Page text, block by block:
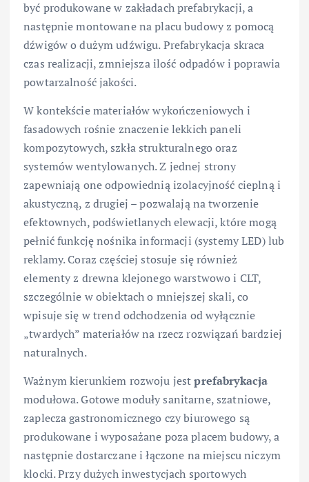
być produkowane w zakładach prefabrykacji, a
następnie montowane na placu budowy z pomocą
dźwigów o dużym udźwigu. Prefabrykacja skraca
czas realizacji, zmniejsza ilość odpadów i poprawia
powtarzalność jakości.
W kontekście materiałów wykończeniowych i
fasadowych rośnie znaczenie lekkich paneli
kompozytowych, szkła strukturalnego oraz
systemów wentylowanych. Z jednej strony
zapewniają one odpowiednią izolacyjność cieplną i
akustyczną, z drugiej – pozwalają na tworzenie
efektownych, podświetlanych elewacji, które mogą
pełnić funkcję nośnika informacji (systemy LED) lub
reklamy. Coraz częściej stosuje się również
elementy z drewna klejonego warstwowo i CLT,
szczególnie w obiektach o mniejszej skali, co
wpisuje się w trend odchodzenia od wyłącznie
„twardych” materiałów na rzecz rozwiązań bardziej
naturalnych.
Ważnym kierunkiem rozwoju jestprefabrykacja
modułowa. Gotowe moduły sanitarne, szatniowe,
zaplecza gastronomicznego czy biurowego są
produkowane i wyposażane poza placem budowy, a
następnie dostarczane i łączone na miejscu niczym
klocki. Przy dużych inwestycjach sportowych